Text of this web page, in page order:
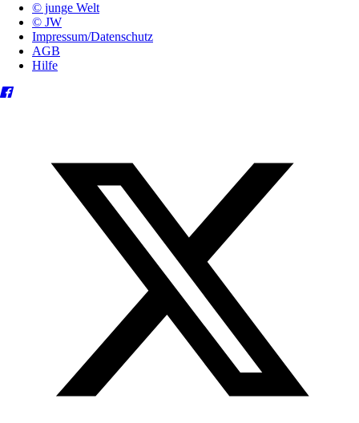
© junge Welt
© JW
Impressum/Datenschutz
AGB
Hilfe